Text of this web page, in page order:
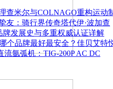
查米尔与COLNAGO重构运动
友：骑行界传奇塔代伊·波加查
发展史与多重权威认证详解
个品牌最好最安全？佳贝艾特
氩弧机：TIG-200P AC DC